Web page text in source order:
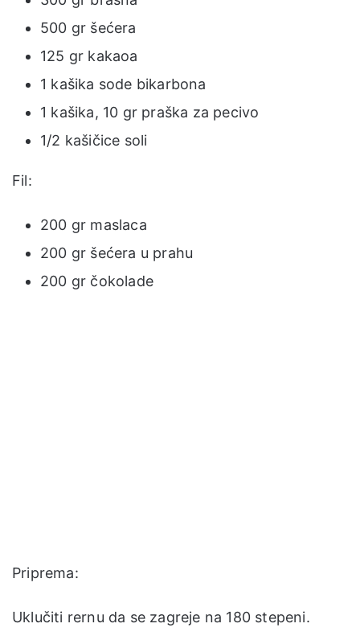
500 gr šećera
125 gr kakaoa
1 kašika sode bikarbona
1 kašika, 10 gr praška za pecivo
1/2 kašičice soli
Fil:
200 gr maslaca
200 gr šećera u prahu
200 gr čokolade
Priprema:
Uklučiti rernu da se zagreje na 180 stepeni.